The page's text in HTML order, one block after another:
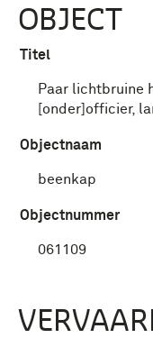
OBJECT
Titel
Paar lichtbruine
[onder]officier,
Objectnaam
beenkap
Objectnummer
061109